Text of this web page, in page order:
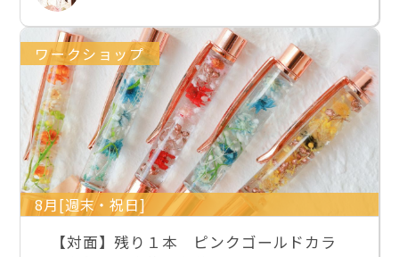
ワークショップ
8月[週末・祝日]
【対面】残り１本 ピンクゴールドカラ